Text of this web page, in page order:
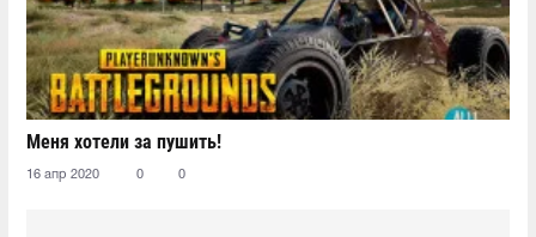
Меня хотели за пушить!
16 апр 2020 0 0